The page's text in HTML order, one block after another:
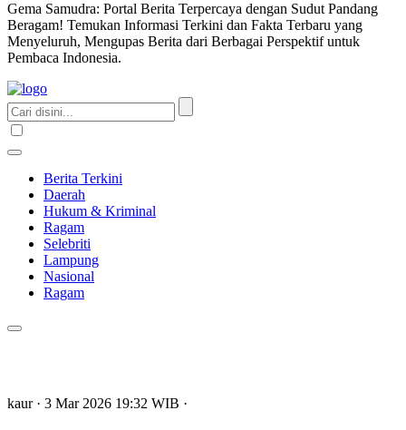
Gema Samudra: Portal Berita Terpercaya dengan Sudut Pandang
Beragam! Temukan Informasi Terkini dan Fakta Terbaru yang
Menyeluruh, Mengupas Berita dari Berbagai Perspektif untuk
Pembaca Indonesia.
Berita Terkini
Daerah
Hukum & Kriminal
Ragam
Selebriti
Lampung
Nasional
Ragam
kaur · 3 Mar 2026 19:32 WIB ·